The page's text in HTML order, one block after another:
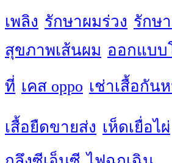
เพลิง รักษาผมร่วง รักษ
สุขภาพเส้นผม ออกแบบ
ที่ เคส oppo เช่าเสื้อกัน
เสื้อยืดขายส่ง เห็ดเยื่อไผ่